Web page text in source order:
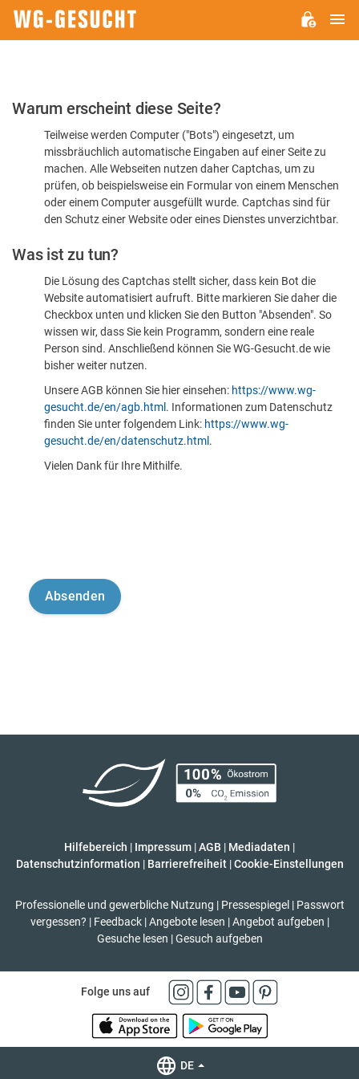
Bitte
dass
sind
Warum erscheint diese Seite?
Teilweise werden Computer ("Bots") eingesetzt, um
missbräuchlich automatische Eingaben auf einer Seite zu
machen. Alle Webseiten nutzen daher Captchas, um zu
prüfen, ob beispielsweise ein Formular von einem Menschen
oder einem Computer ausgefüllt wurde. Captchas sind für
den Schutz einer Website oder eines Dienstes unverzichtbar.
Was ist zu tun?
Die Lösung des Captchas stellt sicher, dass kein Bot die
Website automatisiert aufruft. Bitte markieren Sie daher die
Checkbox unten und klicken Sie den Button "Absenden". So
wissen wir, dass Sie kein Programm, sondern eine reale
Person sind. Anschließend können Sie WG-Gesucht.de wie
bisher weiter nutzen.
Unsere AGB können Sie hier einsehen: https://www.wg-
gesucht.de/en/agb.html . Informationen zum Datenschutz
finden Sie unter folgendem Link: https://www.wg-
gesucht.de/en/datenschutz.html .
Vielen Dank für Ihre Mithilfe.
Hilfebereich | Impressum |AGB | Mediadaten |
Datenschutzinformation | Barrierefreiheit | Cookie-Einstellungen
Professionelle und gewerbliche Nutzung | Pressespiegel | Passwort
vergessen? | Feedback | Angebote lesen | Angebot aufgeben |
Gesuche lesen | Gesuch aufgeben
Folge uns auf
DE